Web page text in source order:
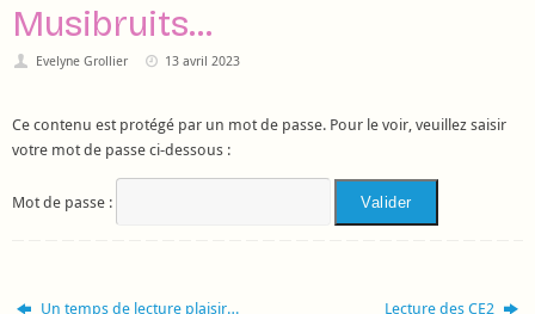
Musibruits…
Evelyne Grollier 13 avril 2023
Ce contenu est protégé par un mot de passe. Pour le voir, veuillez saisir
votre mot de passe ci-dessous :
Mot de passe :
Un temps de lecture plaisir… Lecture des CE2